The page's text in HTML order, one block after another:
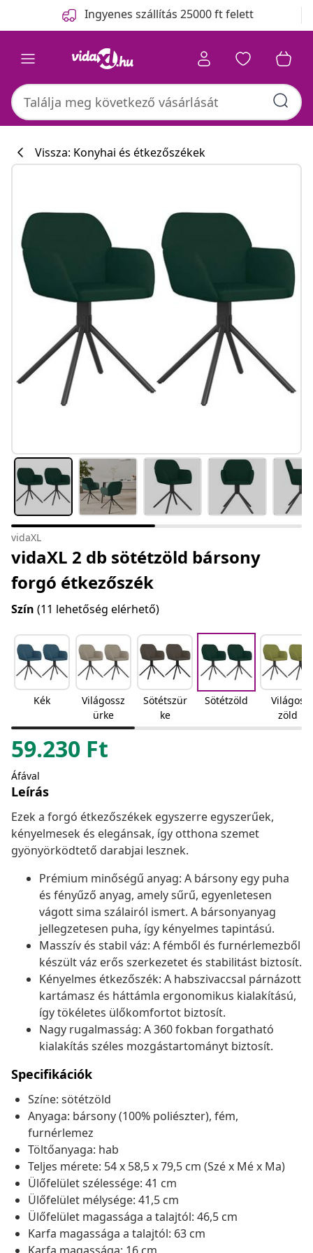
Ingyenes szállítás 25000 ft felett
Vissza: Konyhai és étkezőszékek
vidaXL
vidaXL 2 db sötétzöld bársony
forgó étkezőszék
Szín (11 lehetőség elérhető)
Kék
Világossz
ürke
Sötétszür
ke
Sötétzöld
Világos
zöld
59.230 Ft
Áfával
Leírás
Ezek a forgó étkezőszékek egyszerre egyszerűek,
kényelmesek és elegánsak, így otthona szemet
gyönyörködtető darabjai lesznek.
Prémium minőségű anyag: A bársony egy puha
és fényűző anyag, amely sűrű, egyenletesen
vágott sima szálairól ismert. A bársonyanyag
jellegzetesen puha, így kényelmes tapintású.
Masszív és stabil váz: A fémből és furnérlemezből
készült váz erős szerkezetet és stabilitást biztosít.
Kényelmes étkezőszék: A habszivaccsal párnázott
kartámasz és háttámla ergonomikus kialakítású,
így tökéletes ülőkomfortot biztosít.
Nagy rugalmasság: A 360 fokban forgatható
kialakítás széles mozgástartományt biztosít.
Specifikációk
Színe: sötétzöld
Anyaga: bársony (100% poliészter), fém,
furnérlemez
Töltőanyaga: hab
Teljes mérete: 54 x 58,5 x 79,5 cm (Szé x Mé x Ma)
Ülőfelület szélessége: 41 cm
Ülőfelület mélysége: 41,5 cm
Ülőfelület magassága a talajtól: 46,5 cm
Karfa magassága a talajtól: 63 cm